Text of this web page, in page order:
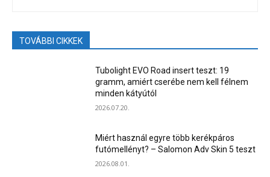
TOVÁBBI CIKKEK
Tubolight EVO Road insert teszt: 19
gramm, amiért cserébe nem kell félnem
minden kátyútól
2026.07.20.
Miért használ egyre több kerékpáros
futómellényt? – Salomon Adv Skin 5 teszt
2026.08.01.